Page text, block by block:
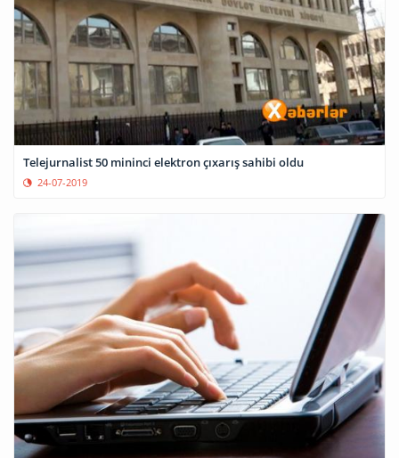
Telejurnalist 50 mininci elektron çıxarış sahibi oldu
24-07-2019